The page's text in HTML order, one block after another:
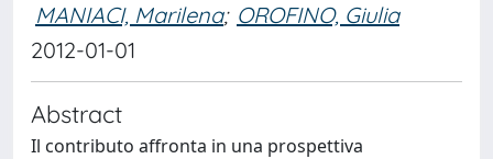
MANIACI, Marilena; OROFINO, Giulia
2012-01-01
Abstract
Il contributo affronta in una prospettiva